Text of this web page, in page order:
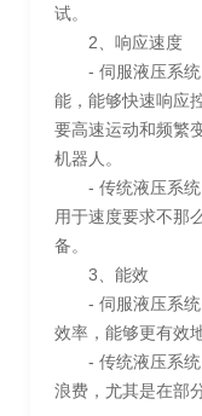
试。
2、响应速度
- 伺服液压系统
能，能够快速响应
要高速运动和频繁
机器人。
- 传统液压系统
用于速度要求不那
备。
3、能效
- 伺服液压系统
效率，能够更有效
- 传统液压系统
浪费，尤其是在部